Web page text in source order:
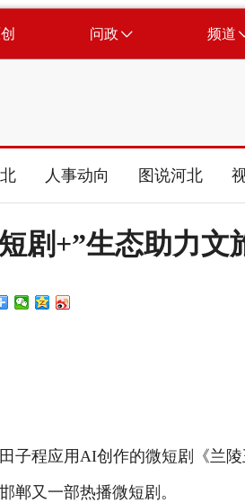
问政 频道
人事动向 图说河北
剧+”生态助力文
程应用AI创作的微短剧《兰陵
郸又一部热播微短剧。